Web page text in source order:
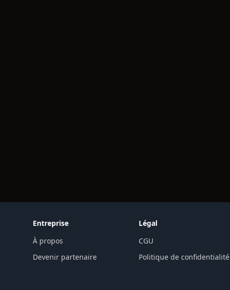
Entreprise
À propos
Devenir partenaire
Légal
CGU
Politique de confidentialité